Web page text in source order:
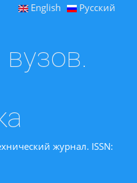
English Русский
журнал. ISSN: